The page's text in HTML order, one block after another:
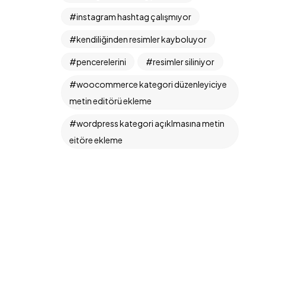
instagram hashtag çalışmıyor
kendiliğinden resimler kayboluyor
pencerelerini resimler siliniyor
woocommerce kategori düzenleyiciye
metin editörü ekleme
wordpress kategori açıklmasına metin
eitöre ekleme